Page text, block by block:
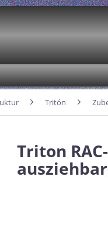
Tritón
Triton